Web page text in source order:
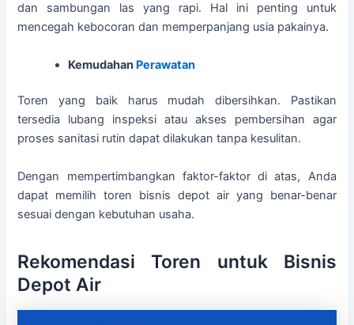
dan sambungan las yang rapi. Hal ini penting untuk
mencegah kebocoran dan memperpanjang usia pakainya.
Kemudahan Perawatan
Toren yang baik harus mudah dibersihkan. Pastikan
tersedia lubang inspeksi atau akses pembersihan agar
proses sanitasi rutin dapat dilakukan tanpa kesulitan.
Dengan mempertimbangkan faktor-faktor di atas, Anda
dapat memilih toren bisnis depot air yang benar-benar
sesuai dengan kebutuhan usaha.
Rekomendasi Toren untuk Bisnis
Depot Air